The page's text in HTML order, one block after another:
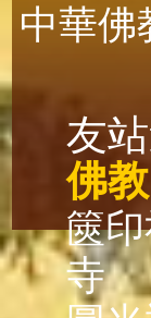
中華佛
友
佛
篋
寺